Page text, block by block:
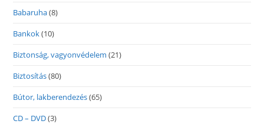
Babaruha(8)
Bankok(10)
Biztonság, vagyonvédelem (21)
Biztosítás(80)
Bútor, lakberendezés(65)
CD – DVD(3)